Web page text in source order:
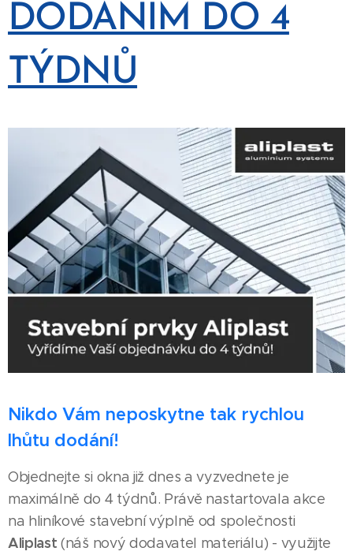
DODÁNÍM DO 4
TÝDNŮ
Nikdo Vám neposkytne tak rychlou
lhůtu dodání!
Objednejte si okna již dnes a vyzvednete je
maximálně do 4 týdnů. Právě nastartovala akce
na hliníkové stavební výplně od společnosti
Aliplast (náš nový dodavatel materiálu) - využijte